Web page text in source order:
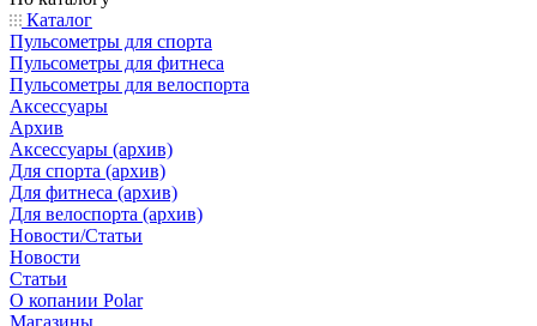
Каталог
Пульсометры для спорта
Пульсометры для фитнеса
Пульсометры для велоспорта
Аксессуары
Архив
Аксессуары (архив)
Для спорта (архив)
Для фитнеса (архив)
Для велоспорта (архив)
Новости/Статьи
Новости
Статьи
О копании Polar
Магазины